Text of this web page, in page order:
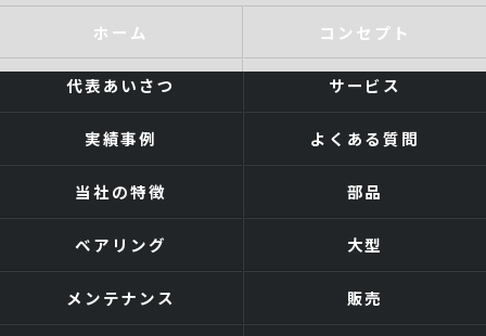
ホーム コンセプト
代表あいさつ サービス
実績事例 よくある質問
当社の特徴 部品
ベアリング 大型
メンテナンス 販売